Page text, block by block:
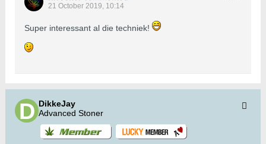
21 October 2019, 10:14
Super interessant al die techniek!
DikkeJay
Advanced Stoner